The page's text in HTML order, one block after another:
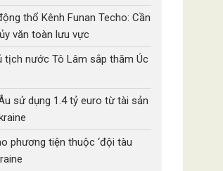
thổ Kênh Funan Techo: Cần
văn toàn lưu vực
tịch nước Tô Lâm sắp thăm Úc
sử dụng 1.4 tỷ euro từ tài sản
phương tiện thuộc ‘đội tàu